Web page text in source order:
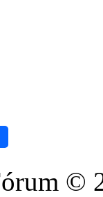
©